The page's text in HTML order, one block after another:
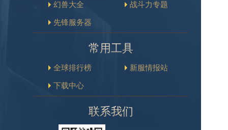
幻兽大全 战斗力专题
先锋服务器
常用工具
全球排行榜 新服情报站
下载中心
联系我们